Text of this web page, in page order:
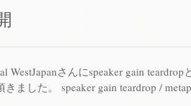
WestJapanさんにspeaker gain
きました。 speaker gain teardrop /